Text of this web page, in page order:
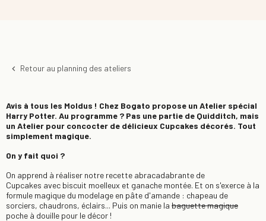
keyboard_arrow_left Retour au planning des ateliers
Avis à tous les Moldus ! Chez Bogato propose un Atelier spécial
Harry Potter. Au programme ? Pas une partie de Quidditch, mais
un Atelier pour concocter de délicieux Cupcakes décorés. Tout
simplement magique.
On y fait quoi ?
On apprend à réaliser notre recette abracadabrante de
Cupcakes avec biscuit moelleux et ganache montée. Et on s'exerce à la
formule magique du modelage en pâte d'amande : chapeau de
sorciers, chaudrons, éclairs... Puis on manie la baguette magique
poche à douille pour le décor !